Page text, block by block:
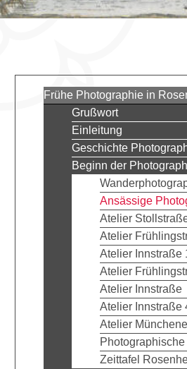
Frühe Photographie in
Grußwort
Einleitung
Geschichte
Beginn der
Ansässige
Atelier
Atelier
Atelier Innstraße
Atelier
Atelier Innstraße
Atelier Innstraße
Atelier
Zeittafel